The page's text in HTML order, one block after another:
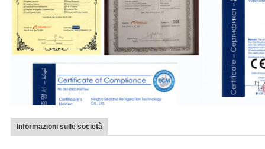
Informazioni sulle società